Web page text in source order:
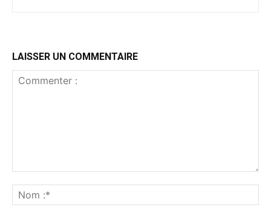
LAISSER UN COMMENTAIRE